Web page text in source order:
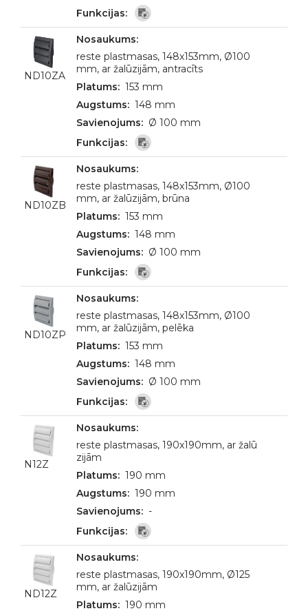
ND10ZA
reste plastmasas, 148x153mm, Ø100
mm, ar žalūzijām, antracīts
153 mm
148 mm
Ø 100 mm
ND10ZB
reste plastmasas, 148x153mm, Ø100
mm, ar žalūzijām, brūna
153 mm
148 mm
Ø 100 mm
ND10ZP
reste plastmasas, 148x153mm, Ø100
mm, ar žalūzijām, pelēka
153 mm
148 mm
Ø 100 mm
N12Z
reste plastmasas, 190x190mm, ar žalū
zijām
190 mm
190 mm
-
ND12Z
reste plastmasas, 190x190mm, Ø125
mm, ar žalūzijām
190 mm